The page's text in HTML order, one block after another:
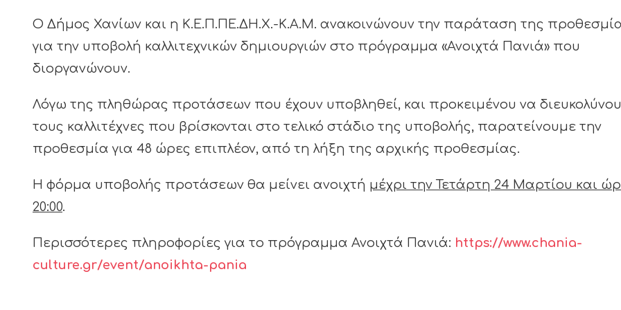
Ο Δήμος Χανίων και η Κ.Ε.Π.ΠΕ.ΔΗ.Χ.-Κ.Α.Μ. ανακοινώνουν την παράταση της
για την υποβολή καλλιτεχνικών δημιουργιών στο πρόγραμμα «Ανοιχτά Πανιά» που
διοργανώνουν.
Λόγω της πληθώρας προτάσεων που έχουν υποβληθεί, και προκειμένου να
τους καλλιτέχνες που βρίσκονται στο τελικό στάδιο της υποβολής, παρατείνουμε την
προθεσμία για 48 ώρες επιπλέον, από τη λήξη της αρχικής προθεσμίας.
Η φόρμα υποβολής προτάσεων θα μείνει ανοιχτή μέχρι την Τετάρτη 24 Μαρτίου και
20:00.
Περισσότερες πληροφορίες για το πρόγραμμα Ανοιχτά Πανιά: https://www.chania-
culture.gr/event/anoikhta-pania